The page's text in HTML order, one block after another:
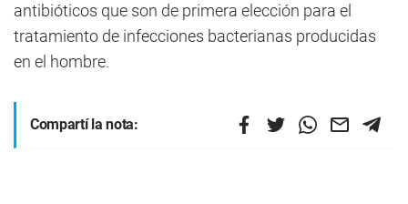
antibióticos que son de primera elección para el
tratamiento de infecciones bacterianas producidas
en el hombre.
Compartí la nota: